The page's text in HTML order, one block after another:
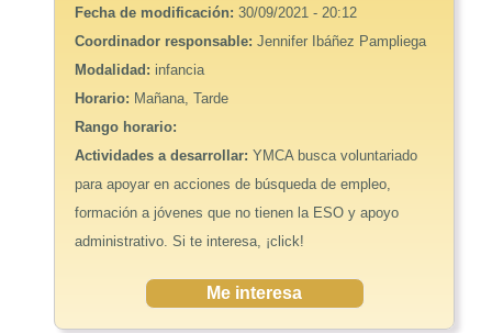
Fecha de modificación:30/09/2021 - 20:12
Coordinador responsable:Jennifer Ibáñez Pampliega
Modalidad: infancia
Horario: Mañana, Tarde
Rango horario:
Actividades a desarrollar:YMCA busca voluntariado
para apoyar en acciones de búsqueda de empleo,
formación a jóvenes que no tienen la ESO y apoyo
administrativo. Si te interesa, ¡click!
Me interesa